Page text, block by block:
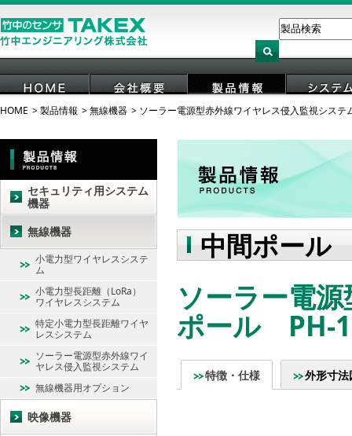
HOME 会社概要 製品情報 システ
HOME 製品情報 無線機器 ソーラー電源型赤外線ワイヤレス侵入監視システ
中間ポール
ソーラー電
ポール PH-
特徴・仕様 外形寸法
セキュリティ用システム
機器
無線機器
小電力型ワイヤレスシステ
ム
小電力型長距離（LoRa）
ワイヤレスシステム
特定小電力型長距離ワイヤ
レスシステム
ソーラー電源型赤外線ワイ
ヤレス侵入監視システム
無線機器用オプション
映像機器